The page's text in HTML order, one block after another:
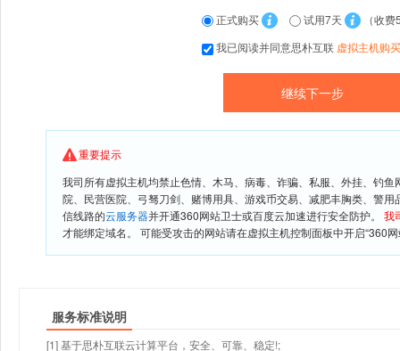
正式购买 试用7天
（收费
我已阅读并同意思朴互联 虚拟主机购
重要提示
我司所有虚拟主机均禁止色情、木马、病毒、诈骗、私服、外挂、钓
院、民营医院、弓驽刀剑、赌博用具、游戏币交易、减肥丰胸类、警
信线路的云服务器并开通360网站卫士或百度云加速进行安全防护。 我
才能绑定域名。 可能受攻击的网站请在虚拟主机控制面板中开启“360
服务标准说明
[1] 基于思朴互联云计算平台，安全、可靠、稳定!;